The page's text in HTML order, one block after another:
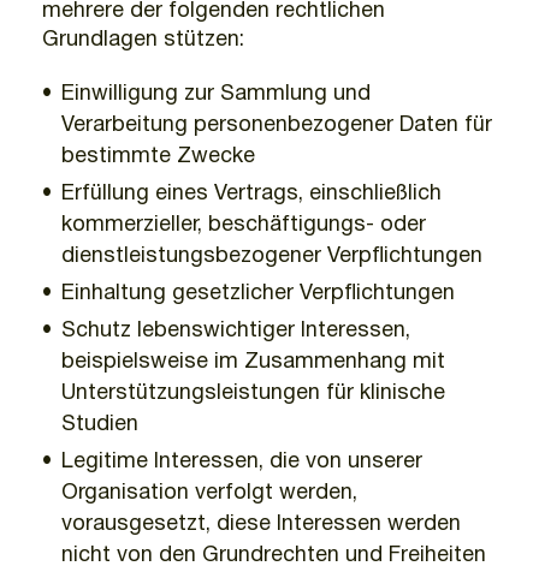
mehrere der folgenden rechtlichen
Grundlagen stützen:
Einwilligung zur Sammlung und
Verarbeitung personenbezogener Daten für
bestimmte Zwecke
Erfüllung eines Vertrags, einschließlich
kommerzieller, beschäftigungs- oder
dienstleistungsbezogener Verpflichtungen
Einhaltung gesetzlicher Verpflichtungen
Schutz lebenswichtiger Interessen,
beispielsweise im Zusammenhang mit
Unterstützungsleistungen für klinische
Studien
Legitime Interessen, die von unserer
Organisation verfolgt werden,
vorausgesetzt, diese Interessen werden
nicht von den Grundrechten und Freiheiten